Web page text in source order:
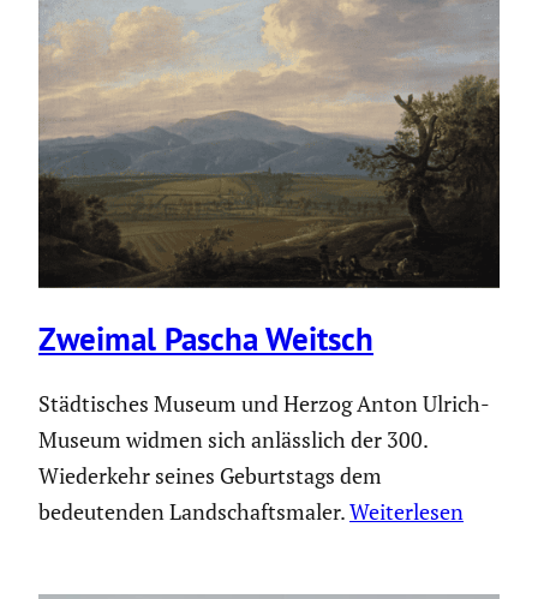
Zweimal Pascha Weitsch
Städtisches Museum und Herzog Anton Ulrich-
Museum widmen sich anlässlich der 300.
Wiederkehr seines Geburtstags dem
bedeutenden Landschaftsmaler.Weiterlesen